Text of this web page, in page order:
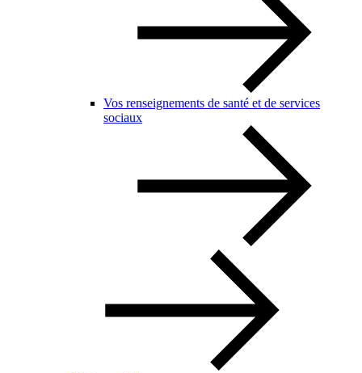
Vos renseignements de santé et de services
sociaux